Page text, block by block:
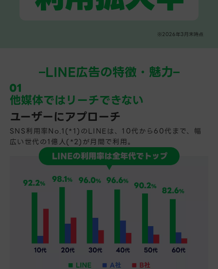
※2026年3月末時点
LINE広告の特徴・魅力
他媒体ではリーチできない
ユーザーにアプローチ
SNS利用率No.1(*1)のLINEは、10代から60代まで、幅
広い世代の1億人(*2)が月間で利用。